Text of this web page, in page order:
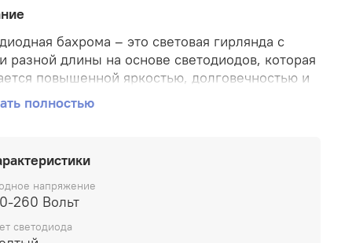
бахрома – это световая гирлянда с
разной длины на основе светодиодов, которая
повышенной яркостью, долговечностью и
подвесок, цвет светодиодов, уровень
Расстояние между нитями 10 см,
соединение до 6 штук. «Бахрома»
коммерческой и частной недвижимости
полностью
напряжение
260 Вольт
светодиода